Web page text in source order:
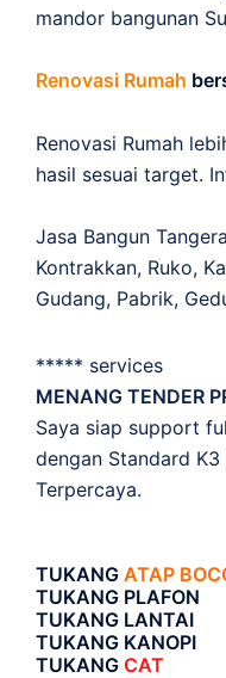
mandor bangunan
Renovasi Rumah
Renovasi Rumah
hasil sesuai target.
Jasa Bangun
Kontrakkan, Ruko,
Gudang, Pabrik,
***** services
MENANG TENDER
Saya siap support
dengan Standard
Terpercaya.
TUKANG ATAP
TUKANG PLAFON
TUKANG LANTAI
TUKANG KANOPI
TUKANG CAT